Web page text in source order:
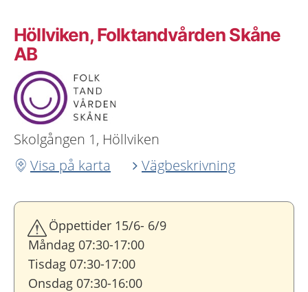
Höllviken, Folktandvården Skåne
AB
Skolgången 1, Höllviken
Visa på karta
Vägbeskrivning
Öppettider 15/6- 6/9
Måndag 07:30-17:00
Tisdag 07:30-17:00
Onsdag 07:30-16:00